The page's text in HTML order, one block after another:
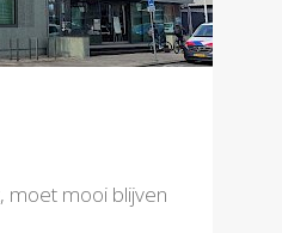
moet mooi blijven